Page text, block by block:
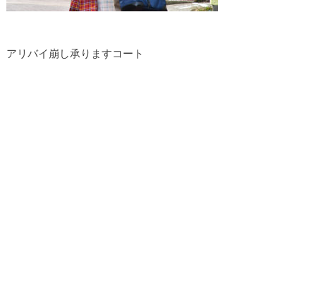
アリバイ崩し承りますコート